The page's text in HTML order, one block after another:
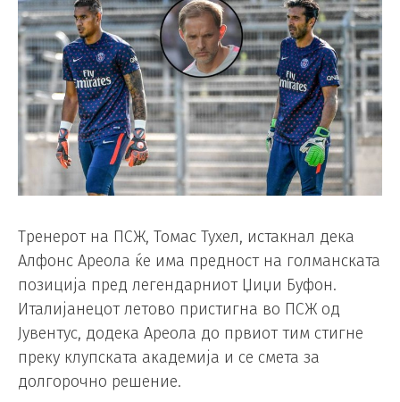
Тренерот на ПСЖ, Томас Тухел, истакнал дека
Алфонс Ареола ќе има предност на голманската
позиција пред легендарниот Џиџи Буфон.
Италијанецот летово пристигна во ПСЖ од
Јувентус, додека Ареола до првиот тим стигне
преку клупската академија и се смета за
долгорочно решение.